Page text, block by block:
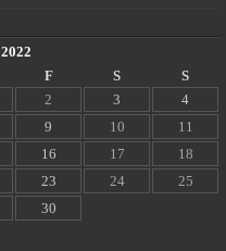
F S
S
2 3
4
9 10
11
16 17
18
23 24
25
30